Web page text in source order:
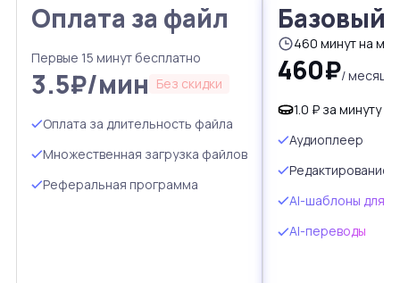
Оплата за файл
Первые 15 минут бесплатно
3.5₽/мин Без скидки
Оплата за длительность файла
Множественная загрузка файлов
Реферальная программа
Базовый
460 минут на
460₽/ месяц
1.0 ₽ за минуту
Аудиоплеер
Редактирование
AI-шаблоны для
AI-переводы